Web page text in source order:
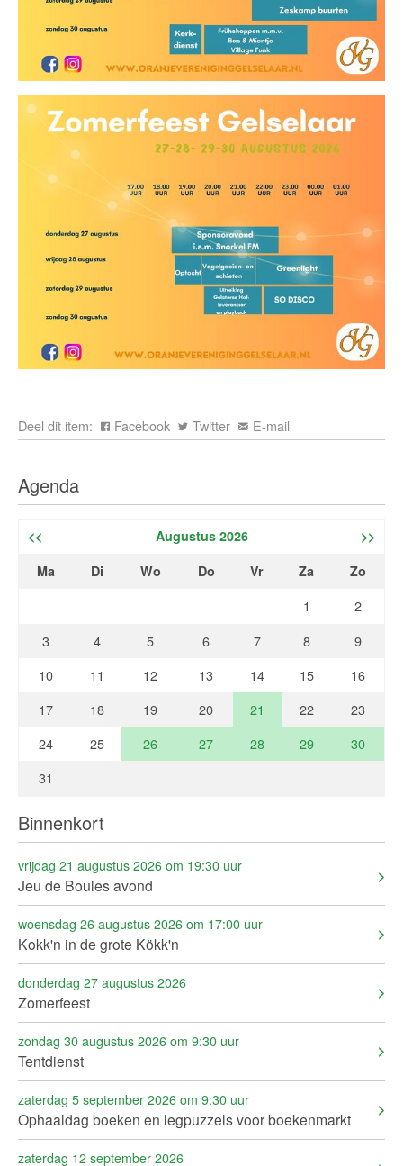
Deel dit item: Facebook Twitter E-mail
Agenda
<< Augustus 2026
>>
Ma
Di Wo Do Vr Za Zo
1
2
3
4 5 6 7 8
9
10
11 12 13 14 15
16
17
18 19 20 21 22
23
24
25 26 27 28 29
30
31
Binnenkort
vrijdag 21 augustus 2026 om 19:30 uur
Jeu de Boules avond
woensdag 26 augustus 2026 om 17:00 uur
Kokk'n in de grote Kökk'n
donderdag 27 augustus 2026
Zomerfeest
zondag 30 augustus 2026 om 9:30 uur
Tentdienst
zaterdag 5 september 2026 om 9:30 uur
Ophaaldag boeken en legpuzzels voor boekenmarkt
zaterdag 12 september 2026